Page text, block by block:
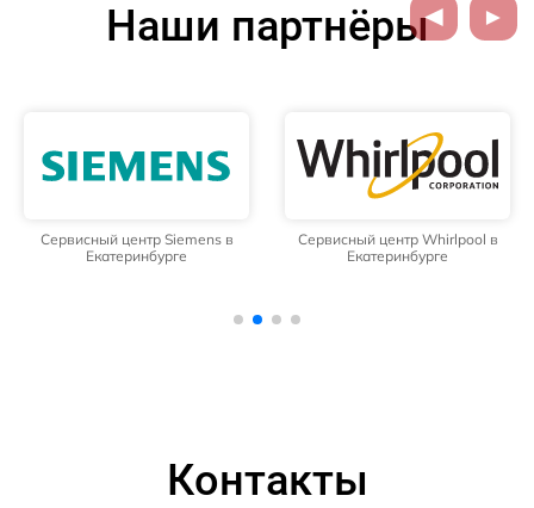
Наши партнёры
Сервисный центр Siemens в
Екатеринбурге
Сервисный центр Whirlpool в
Екатеринбурге
Контакты